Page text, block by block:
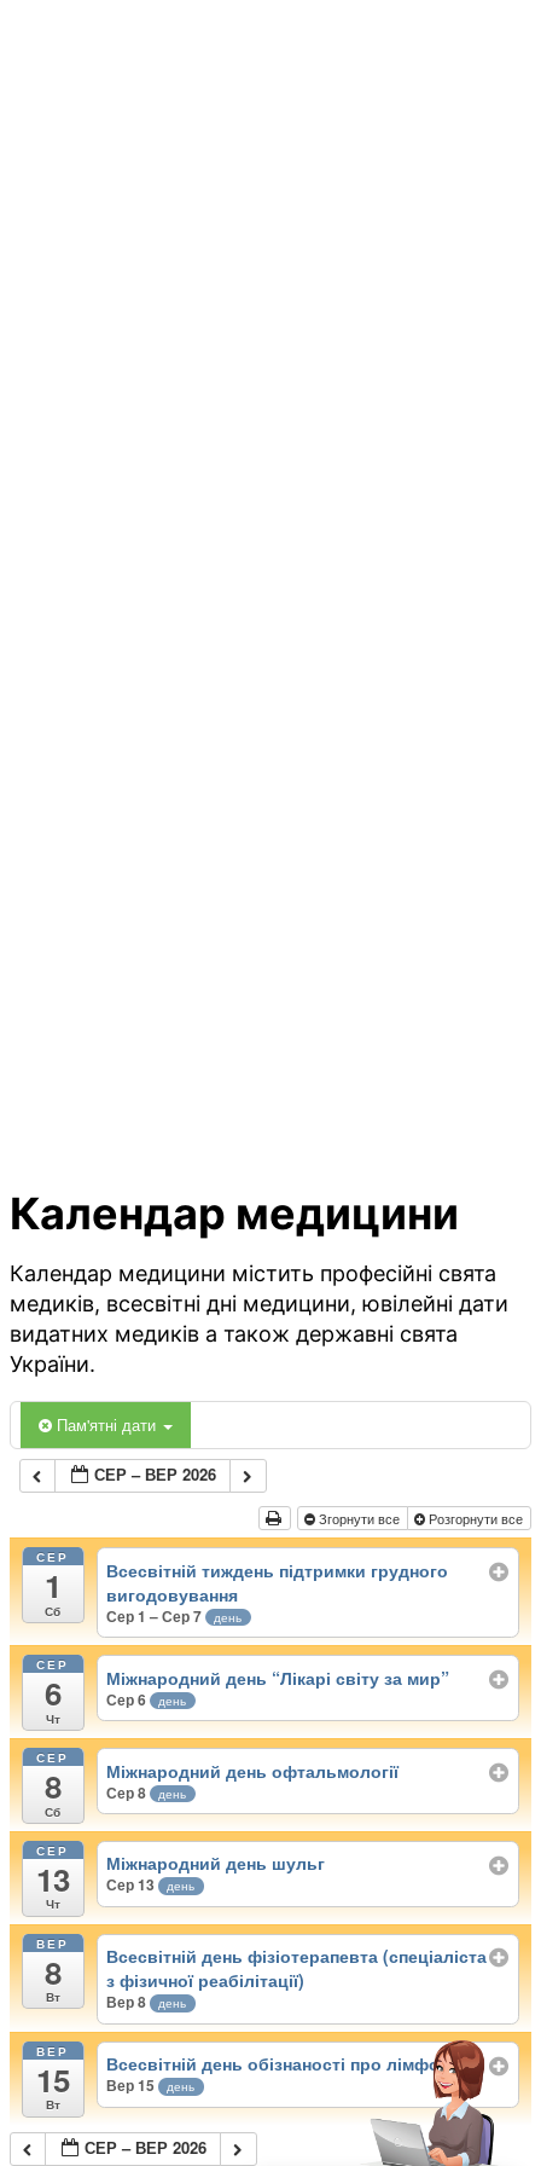
Календар медицини
Календар медицини містить професійні свята
медиків, всесвітні дні медицини, ювілейні дати
видатних медиків а також державні свята
України.
Пам'ятні дати
СЕР – ВЕР 2026
Згорнути все Розгорнути все
СЕР
1
Сб
Всесвітній тиждень підтримки грудного
вигодовування
Сер 1 – Сер 7 день
СЕР
6
Чт
Міжнародний день “Лікарі світу за мир”
Сер 6 день
СЕР
8
Сб
Міжнародний день офтальмології
Сер 8 день
СЕР
13
Чт
Міжнародний день шульг
Сер 13 день
ВЕР
8
Вт
Всесвітній день фізіотерапевта (спеціаліста
з фізичної реабілітації)
Вер 8 день
ВЕР
15
Вт
Всесвітній день обізнаності про лімфому
Вер 15 день
СЕР – ВЕР 2026